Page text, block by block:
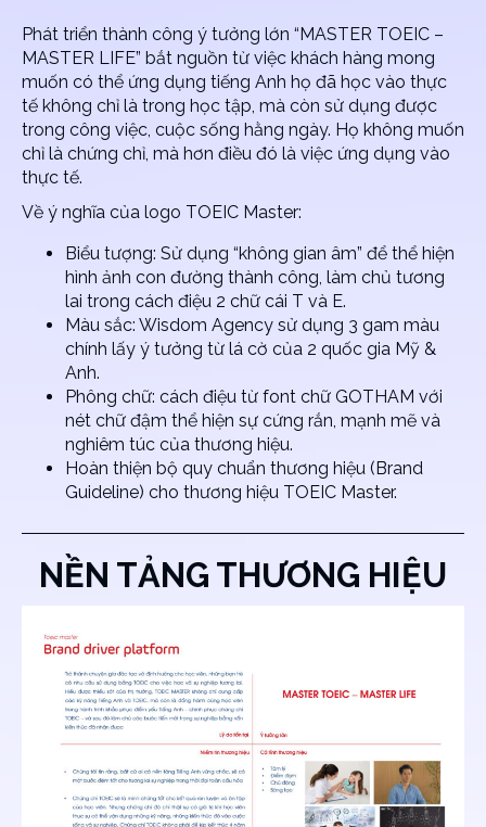
Phát triển thành công ý tưởng lớn “MASTER TOEIC –
MASTER LIFE” bắt nguồn từ việc khách hàng mong
muốn có thể ứng dụng tiếng Anh họ đã học vào thực
tế không chỉ là trong học tập, mà còn sử dụng được
trong công việc, cuộc sống hằng ngày. Họ không muốn
chỉ là chứng chỉ, mà hơn điều đó là việc ứng dụng vào
thực tế.
Về ý nghĩa của logo TOEIC Master:
Biểu tượng: Sử dụng “không gian âm” để thể hiện
hình ảnh con đường thành công, làm chủ tương
lai trong cách điệu 2 chữ cái T và E.
Màu sắc: Wisdom Agency sử dụng 3 gam màu
chính lấy ý tưởng từ lá cờ của 2 quốc gia Mỹ &
Anh.
Phông chữ: cách điệu từ font chữ GOTHAM với
nét chữ đậm thể hiện sự cứng rắn, mạnh mẽ và
nghiêm túc của thương hiệu.
Hoàn thiện bộ quy chuẩn thương hiệu (Brand
Guideline) cho thương hiệu TOEIC Master.
NỀN TẢNG THƯƠNG HIỆU